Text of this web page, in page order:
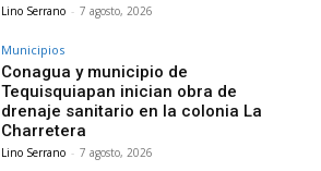
Lino Serrano - 7 agosto, 2026
Municipios
Conagua y municipio de
Tequisquiapan inician obra de
drenaje sanitario en la colonia La
Charretera
Lino Serrano - 7 agosto, 2026